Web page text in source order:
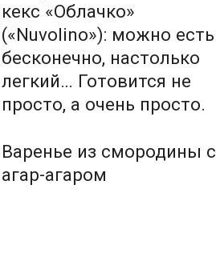
кекс «Облачко»
(«Nuvolino»): можно есть
бесконечно, настолько
легкий… Готовится не
просто, а очень просто.
Варенье из смородины с
агар-агаром